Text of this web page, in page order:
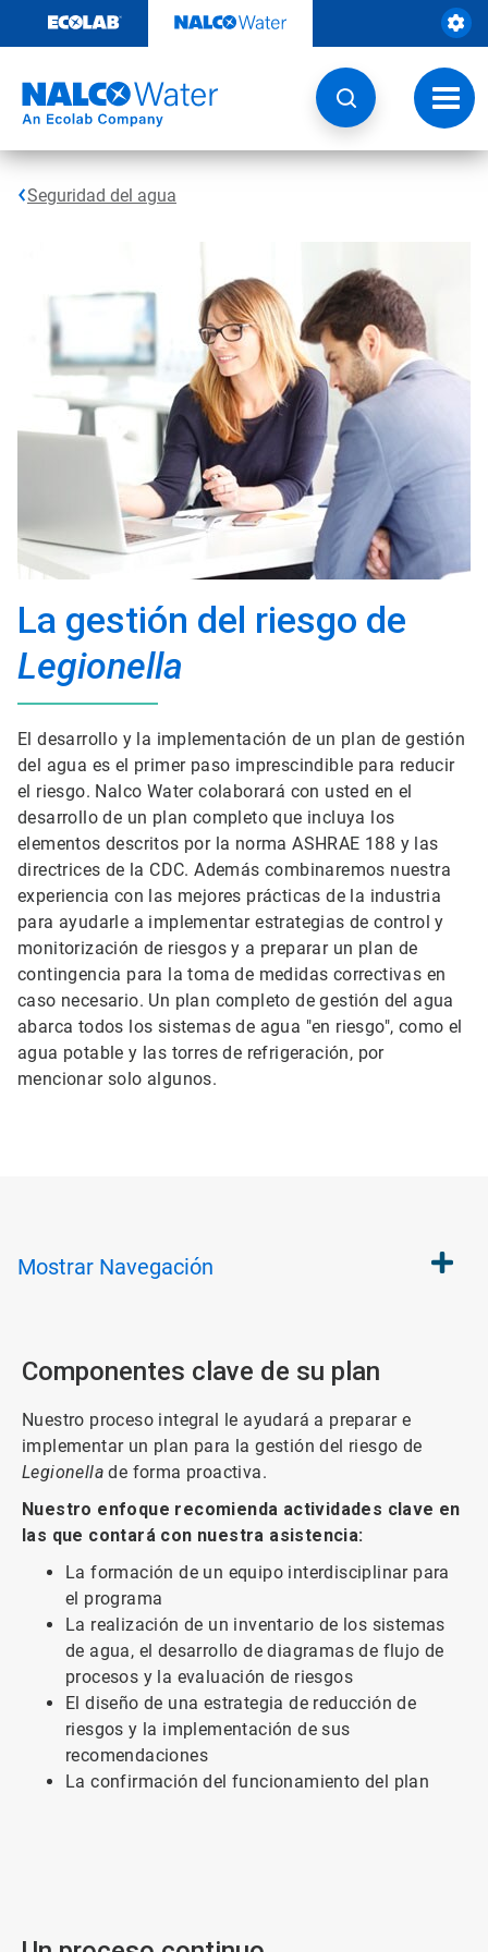
contenido
de
Seguridad del agua
La gestión del riesgo de
Legionella
El desarrollo y la implementación de un plan de gestión
del agua es el primer paso imprescindible para reducir
el riesgo. Nalco Water colaborará con usted en el
desarrollo de un plan completo que incluya los
elementos descritos por la norma ASHRAE 188 y las
directrices de la CDC. Además combinaremos nuestra
experiencia con las mejores prácticas de la industria
para ayudarle a implementar estrategias de control y
monitorización de riesgos y a preparar un plan de
contingencia para la toma de medidas correctivas en
caso necesario. Un plan completo de gestión del agua
abarca todos los sistemas de agua "en riesgo", como el
agua potable y las torres de refrigeración, por
mencionar solo algunos.
Mostrar Navegación
Componentes clave de su plan
Nuestro proceso integral le ayudará a preparar e
implementar un plan para la gestión del riesgo de
Legionellade forma proactiva.
Nuestro enfoque recomienda actividades clave en
las que contará con nuestra asistencia:
La formación de un equipo interdisciplinar para
el programa
La realización de un inventario de los sistemas
de agua, el desarrollo de diagramas de flujo de
procesos y la evaluación de riesgos
El diseño de una estrategia de reducción de
riesgos y la implementación de sus
recomendaciones
La confirmación del funcionamiento del plan